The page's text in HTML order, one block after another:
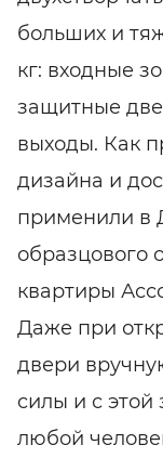
больших и
кг: входные
защитные
выходы. Как
дизайна и
применили в
образцового
квартиры
Даже при
двери
силы и с этой
любой